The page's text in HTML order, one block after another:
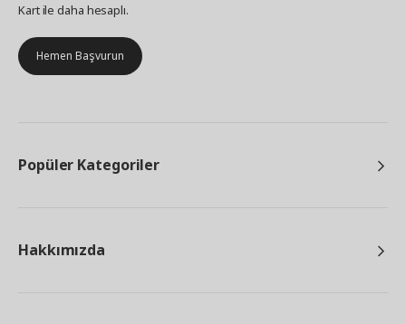
Kart ile daha hesaplı.
Hemen Başvurun
Popüler Kategoriler
Hakkımızda